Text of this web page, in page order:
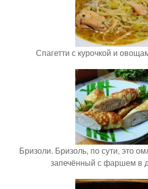
Спагетти с курочкой и
Бризоли. Бризоль, по сути, это
запечённый с фаршем в